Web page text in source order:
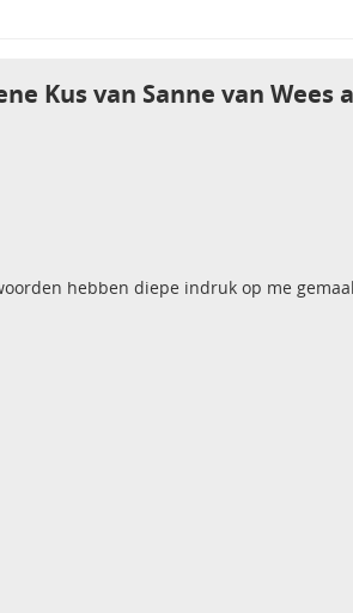
Kus van Sanne van
hebben diepe indruk op me